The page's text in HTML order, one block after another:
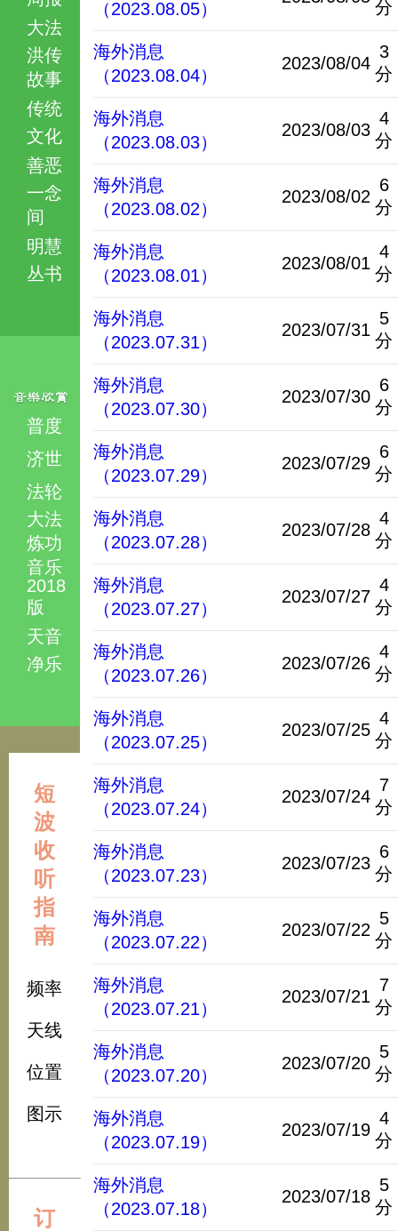
大法
洪传
故事
传统
文化
善恶
一念
间
明慧
丛书
普度
济世
法轮
大法
炼功
音乐
2018
版
天音
净乐
短
波
收
听
指
南
频率
天线
位置
图示
订
（2023.08.05） 分
海外消息
（2023.08.04）
2023/08/04
3
分
海外消息
（2023.08.03）
2023/08/03
4
分
海外消息
（2023.08.02）
2023/08/02
6
分
海外消息
（2023.08.01）
2023/08/01
4
分
海外消息
（2023.07.31）
2023/07/31
5
分
海外消息
（2023.07.30）
2023/07/30
6
分
海外消息
（2023.07.29）
2023/07/29
6
分
海外消息
（2023.07.28）
2023/07/28
4
分
海外消息
（2023.07.27）
2023/07/27
4
分
海外消息
（2023.07.26）
2023/07/26
4
分
海外消息
（2023.07.25）
2023/07/25
4
分
海外消息
（2023.07.24）
2023/07/24
7
分
海外消息
（2023.07.23）
2023/07/23
6
分
海外消息
（2023.07.22）
2023/07/22
5
分
海外消息
（2023.07.21）
2023/07/21
7
分
海外消息
（2023.07.20）
2023/07/20
5
分
海外消息
（2023.07.19）
2023/07/19
4
分
海外消息
（2023.07.18）
2023/07/18
5
分